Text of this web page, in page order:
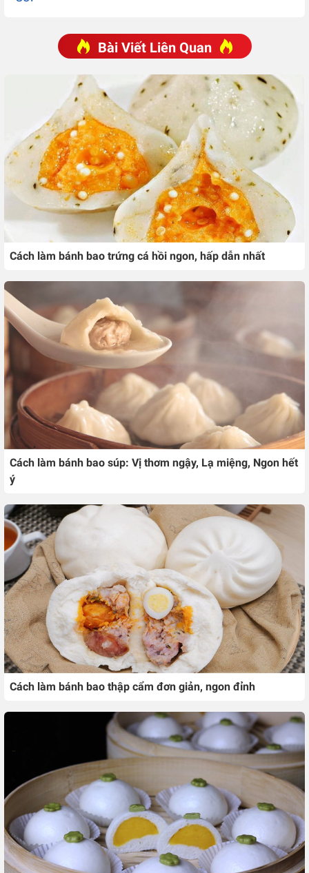
Bài Viết Liên Quan
Cách làm bánh bao trứng cá hồi ngon, hấp dẫn nhất
Cách làm bánh bao súp: Vị thơm ngậy, Lạ miệng, Ngon hết
ý
Cách làm bánh bao thập cẩm đơn giản, ngon đỉnh